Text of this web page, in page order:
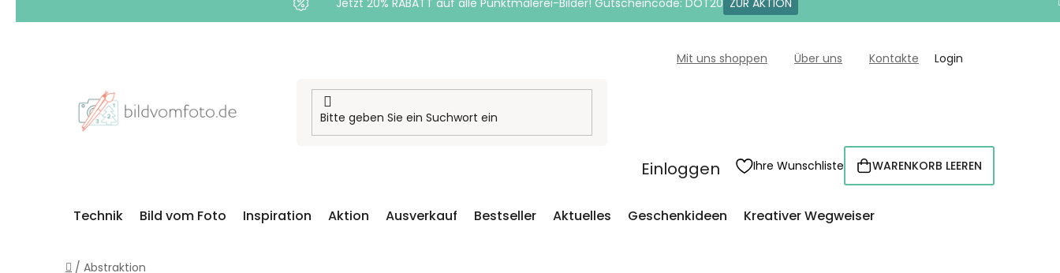
Jetzt 20% RABATT auf alle Punktmalerei-Bilder! Gutscheincode: DOT20 ZUR AKTION
Mit uns shoppen Über uns Kontakte Login
Einloggen Ihre Wunschliste WARENKORB
WARENKORB LEEREN
Technik Bild vom Foto Inspiration Aktion Ausverkauf Bestseller Aktuelles Geschenkideen Kreativer Wegweiser
Startseite
/ Abstraktion